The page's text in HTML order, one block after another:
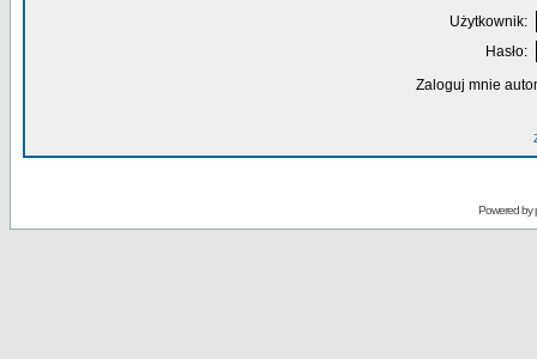
Użytkownik:
Hasło:
Zaloguj mnie
Powered by